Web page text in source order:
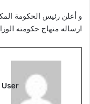
و أعلن رئيس الحكومة
ارساله منهاج حكومته
User